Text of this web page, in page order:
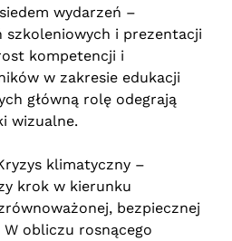
wydarzeń –
i prezentacji
kompetencji i
w zakresie edukacji
główną rolę odegrają
wizualne.
klimatyczny –
krok w kierunku
bezpiecznej
W obliczu rosnącego